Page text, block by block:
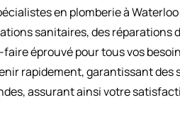
en plomberie à
sanitaires, des réparations
faire éprouvé pour tous vos
rapidement, garantissant des
assurant ainsi votre